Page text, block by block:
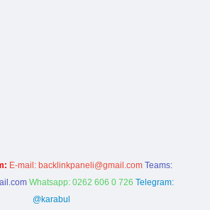
E-mail: backlinkpaneli@gmail.com Teams:
Whatsapp: 0262 606 0 726 Telegram:
@karabul